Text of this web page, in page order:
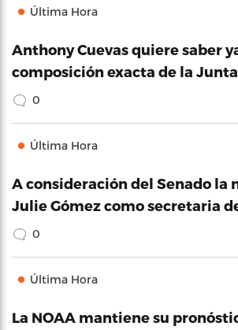
Última Hora
Anthony Cuevas quiere saber
composición exacta de la
0
Última Hora
A consideración del Senado la
Julie Gómez como secretaria
0
Última Hora
La NOAA mantiene su